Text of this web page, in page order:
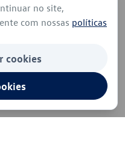
no site,
com nossas políticas
cookies